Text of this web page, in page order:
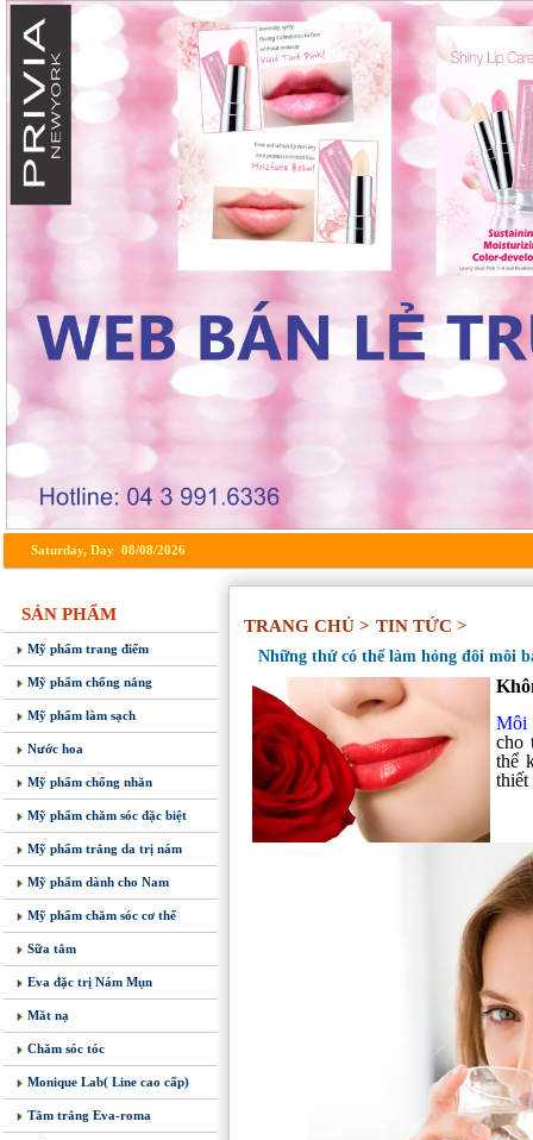
Saturday, Day 08/08/2026
SẢN PHẨM
Mỹ phẩm trang điểm
Mỹ phẩm chống nắng
Mỹ phẩm làm sạch
Nước hoa
Mỹ phẩm chống nhăn
Mỹ phẩm chăm sóc đặc biệt
Mỹ phẩm trắng da trị nám
Mỹ phẩm dành cho Nam
Mỹ phẩm chăm sóc cơ thể
Sữa tắm
Eva đặc trị Nám Mụn
Măt nạ
Chăm sóc tóc
Monique Lab( Line cao cấp)
Tắm trắng Eva-roma
TRANG CHỦ > TIN TỨC >
Những thứ có thể làm hỏng đôi môi
Môi
cho
thể
thiết